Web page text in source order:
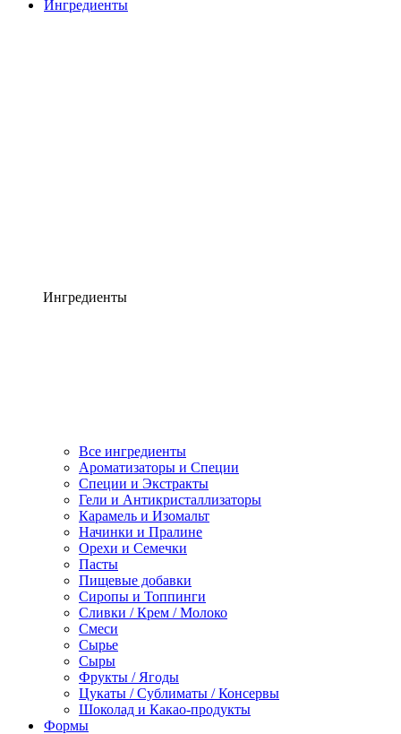
Ингредиенты
Ингредиенты
Все ингредиенты
Ароматизаторы и Специи
Специи и Экстракты
Гели и Антикристаллизаторы
Карамель и Изомальт
Начинки и Пралине
Орехи и Семечки
Пасты
Пищевые добавки
Сиропы и Топпинги
Сливки / Крем / Молоко
Смеси
Сырье
Сыры
Фрукты / Ягоды
Цукаты / Сублиматы / Консервы
Шоколад и Какао-продукты
Формы